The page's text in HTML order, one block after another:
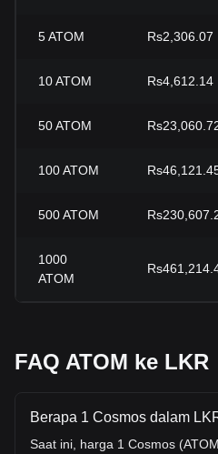
5ATOM Rs2,306.07
10ATOM Rs4,612.14
50ATOM
100ATOM
500ATOM
1000
ATOM
FAQ ATOM ke LKR
Berapa 1 Cosmos dalam
Saat ini, harga 1 Cosmos